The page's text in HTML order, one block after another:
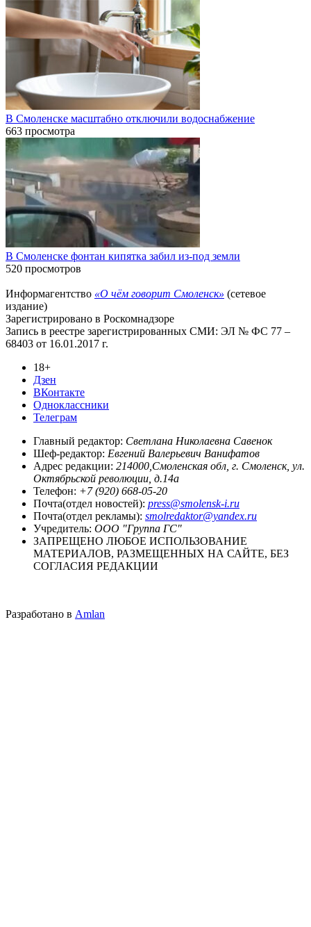
В Смоленске масштабно отключили водоснабжение
663 просмотра
В Смоленске фонтан кипятка забил из-под земли
520 просмотров
Информагентство «О чём говорит Смоленск» (сетевое
издание)
Зарегистрировано в Роскомнадзоре
Запись в реестре зарегистрированных СМИ: ЭЛ № ФС 77 –
68403 от 16.01.2017 г.
18+
Дзен
ВКонтакте
Одноклассники
Телеграм
Главный редактор: Светлана Николаевна Савенок
Шеф-редактор: Евгений Валерьевич Ванифатов
Адрес редакции: 214000,Смоленская обл, г. Смоленск, ул.
Октябрьской революции, д.14а
Телефон: +7 (920) 668-05-20
Почта(отдел новостей): press@smolensk-i.ru
Почта(отдел рекламы): smolredaktor@yandex.ru
Учредитель: ООО "Группа ГС"
ЗАПРЕЩЕНО ЛЮБОЕ ИСПОЛЬЗОВАНИЕ
МАТЕРИАЛОВ, РАЗМЕЩЕННЫХ НА САЙТЕ, БЕЗ
СОГЛАСИЯ РЕДАКЦИИ
Разработано в Amlan